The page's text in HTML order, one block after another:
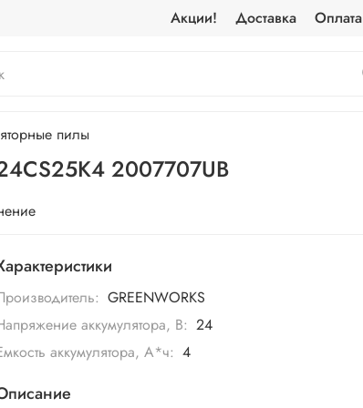
Акции! Доставка Оплата
пилы
2007707UB
GREENWORKS
аккумулятора, В: 24
аккумулятора, А*ч: 4